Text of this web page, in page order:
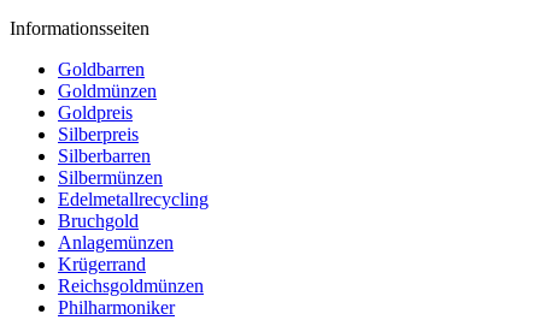
Informationsseiten
Goldbarren
Goldmünzen
Goldpreis
Silberpreis
Silberbarren
Silbermünzen
Edelmetallrecycling
Bruchgold
Anlagemünzen
Krügerrand
Reichsgoldmünzen
Philharmoniker